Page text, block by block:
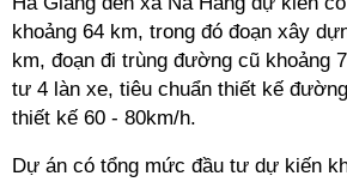
khoảng 64 km, trong đó đoạn xây
km, đoạn đi trùng đường cũ khoảng
tư 4 làn xe, tiêu chuẩn thiết kế
thiết kế 60 - 80km/h.
Dự án có tổng mức đầu tư dự kiến